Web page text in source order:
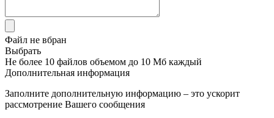
Файл не вбран
Выбрать
Не более 10 файлов объемом до 10 Мб каждый
Дополнительная информация
Заполните дополнительную информацию – это ускорит
рассмотрение Вашего сообщения